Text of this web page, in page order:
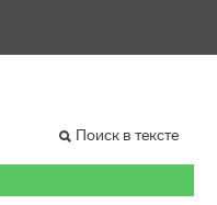
Поиск в тексте